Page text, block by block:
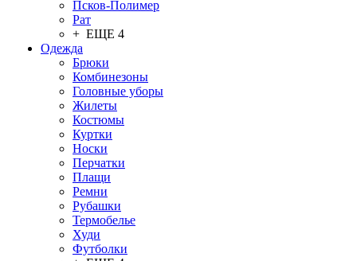
Псков-Полимер
Рат
+ ЕЩЕ 4
Одежда
Брюки
Комбинезоны
Головные уборы
Жилеты
Костюмы
Куртки
Носки
Перчатки
Плащи
Ремни
Рубашки
Термобелье
Худи
Футболки